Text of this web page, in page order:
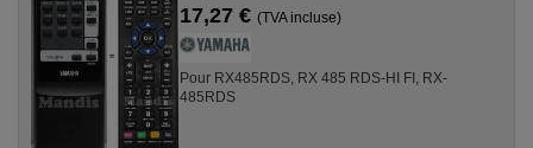
17,27 € (TVA incluse)
Pour RX485RDS, RX 485 RDS-HI FI, RX-
485RDS